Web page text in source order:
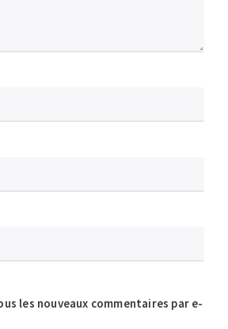
les nouveaux commentaires par e-